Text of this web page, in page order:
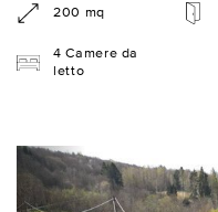
200 mq
4 Camere da
letto